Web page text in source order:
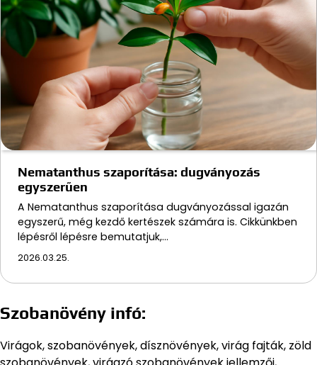
Nematanthus szaporítása: dugványozás
egyszerűen
A Nematanthus szaporítása dugványozással igazán
egyszerű, még kezdő kertészek számára is. Cikkünkben
lépésről lépésre bemutatjuk,…
2026.03.25.
Szobanövény infó:
Virágok, szobanövények, dísznövények, virág fajták, zöld